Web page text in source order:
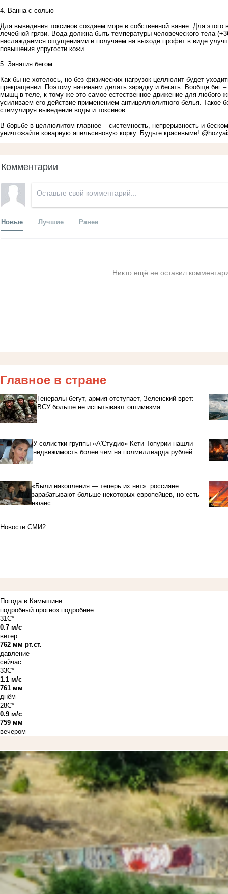
4. Ванна с солью
Для выведения токсинов создаем море в собственной ванне. Для
лечебной грязи. Вода должна быть температуры человеческого тела
наслаждаемся ощущениями и получаем на выходе профит в виде
повышения упругости кожи.
5. Занятия бегом
Как бы не хотелось, но без физических нагрузок целлюлит будет
прекращении. Поэтому начинаем делать зарядку и бегать. Вообще бег
мышц в теле, к тому же это самое естественное движение для любого
усиливаем его действие применением антицеллюлитного белья. Такое
стимулируя выведение воды и токсинов.
В борьбе в целлюлитом главное – системность, непрерывность и
уничтожайте коварную апельсиновую корку. Будьте красивыми!
Комментарии
Новые Лучшие Ранее
Никто ещё не оставил
Главное в стране
Генералы бегут, армия отступает, Зеленский врет:
ВСУ больше не испытывают оптимизма
У солистки группы «А'Студио» Кети Топурии нашли
недвижимость более чем на полмиллиарда рублей
«Были накопления — теперь их нет»: россияне
зарабатывают больше некоторых европейцев, но есть
нюанс
Новости СМИ2
Погода в Камышине
подробный прогноз подробнее
31C°
0.7 м/с
ветер
762 мм рт.ст.
давление
сейчас
33C°
1.1 м/с
761 мм
днём
28C°
0.9 м/с
759 мм
вечером